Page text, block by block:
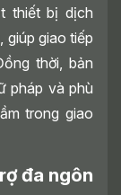
thiết bị dịch
giao tiếp
thời, bản
pháp và phù
trong giao
đa ngôn